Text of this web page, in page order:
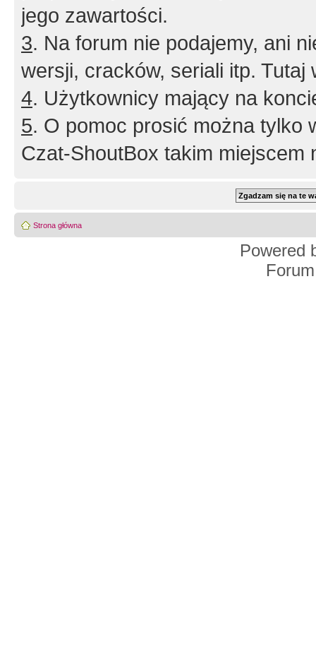
jego zawartości.
3. Na forum nie podajemy, ani
wersji, cracków, seriali itp. Tutaj
4. Użytkownicy mający na
5. O pomoc prosić można tylko
Czat-ShoutBox takim miejscem
Strona główna
Powered